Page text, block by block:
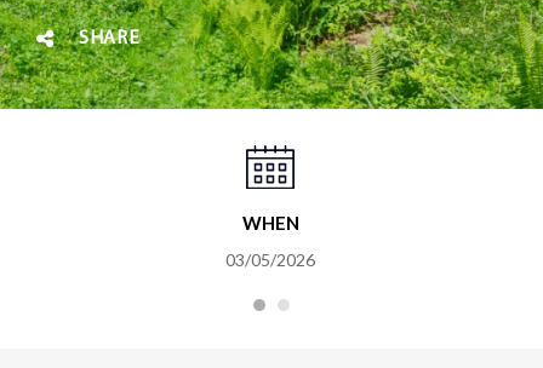
SHARE
WHEN
03/05/2026